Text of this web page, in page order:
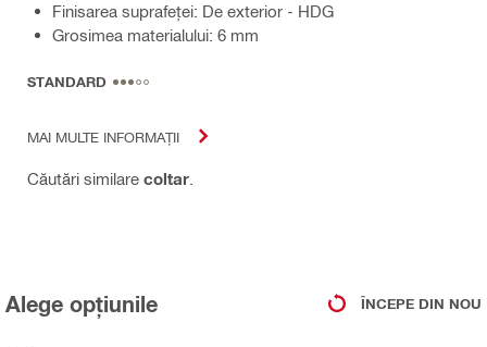
Finisarea suprafeţei: De exterior - HDG
Grosimea materialului: 6 mm
STANDARD
MAI MULTE INFORMAȚII
Căutări similare coltar
Alege opțiunile ÎNCEPE DIN NOU